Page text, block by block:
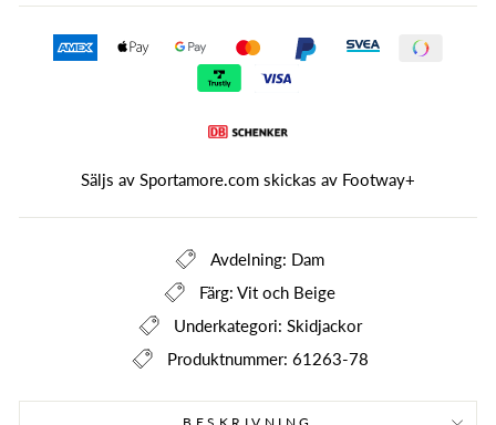
Säljs av Sportamore.com skickas av Footway+
Avdelning: Dam
Färg: Vit och Beige
Underkategori: Skidjackor
Produktnummer: 61263-78